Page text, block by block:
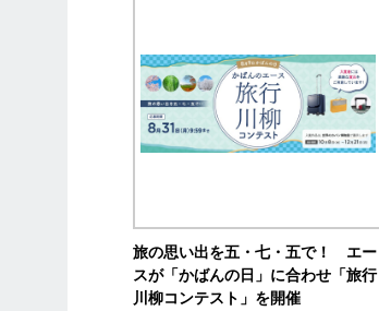
旅の思い出を五・七・五で！ エー
スが「かばんの日」に合わせ「旅行
川柳コンテスト」を開催